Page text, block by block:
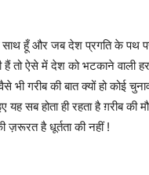
हूँ और जब देश प्रगति के पथ
तो ऐसे में देश को भटकाने वाली
भी गरीब की बात क्यों हो कोई
सब होता ही रहता है ग़रीब
है धूर्तता की नहीं !